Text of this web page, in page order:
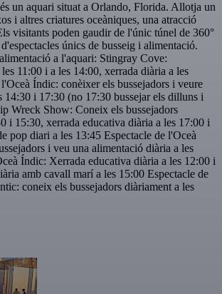
un aquari situat a Orlando, Florida. Allotja un
i altres criatures oceàniques, una atracció
visitants poden gaudir de l'únic túnel de 360°
únics de busseig i alimentació.
a l'aquari: Stingray Cove:
11:00 i a les 14:00, xerrada diària a les
Índic: conèixer els bussejadors i veure
14:30 i 17:30 (no 17:30 bussejar els dilluns i
Wreck Show: Coneix els bussejadors
i 15:30, xerrada educativa diària a les 17:00 i
pop diari a les 13:45 Espectacle de l'Oceà
i veu una alimentació diària a les
Índic: Xerrada educativa diària a les 12:00 i
amb cavall marí a les 15:00 Espectacle de
coneix els bussejadors diàriament a les